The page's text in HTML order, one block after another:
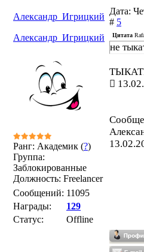
Александр_Игрицкий
Дата:
# 5
Александр_Игрицкий
Ранг: Академик (?)
Группа:
Заблокированные
Должность: Freelancer
Сообщений: 11095
Награды:
129
Статус:
Offline
Цитата
не